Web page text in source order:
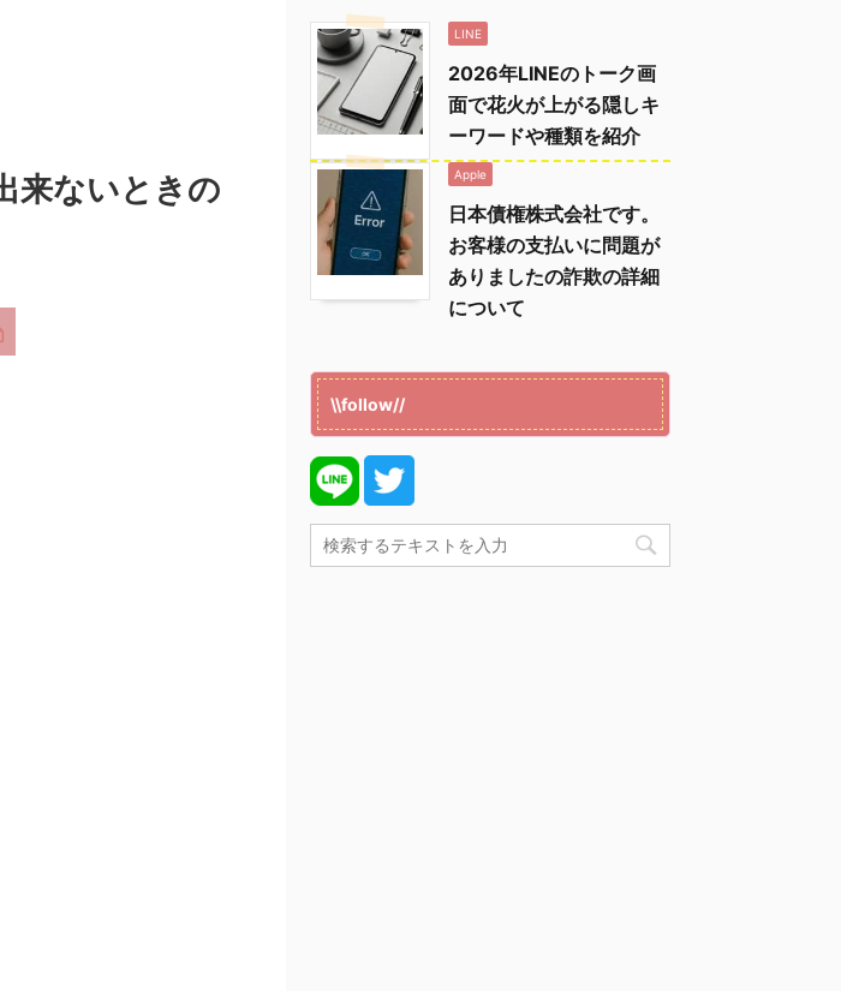
来ないときの
LINE
2026年LINEのトーク画
面で花火が上がる隠しキ
ーワードや種類を紹介
Apple
日本債権株式会社です。
お客様の支払いに問題が
ありましたの詐欺の詳細
について
\\follow//